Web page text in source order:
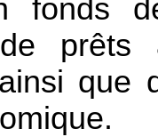
fonds
prêts
que